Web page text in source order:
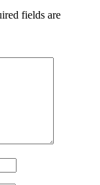
fields are